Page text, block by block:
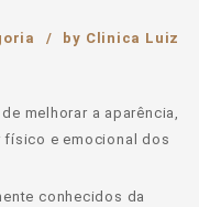
by Clinica Luiz
melhorar a aparência,
físico e emocional dos
conhecidos da